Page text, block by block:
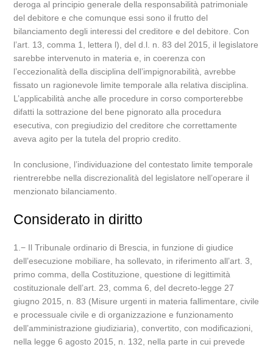
deroga al principio generale della responsabilità patrimoniale
del debitore e che comunque essi sono il frutto del
bilanciamento degli interessi del creditore e del debitore. Con
l’art. 13, comma 1, lettera l), del d.l. n. 83 del 2015, il legislatore
sarebbe intervenuto in materia e, in coerenza con
l’eccezionalità della disciplina dell’impignorabilità, avrebbe
fissato un ragionevole limite temporale alla relativa disciplina.
L’applicabilità anche alle procedure in corso comporterebbe
difatti la sottrazione del bene pignorato alla procedura
esecutiva, con pregiudizio del creditore che correttamente
aveva agito per la tutela del proprio credito.
In conclusione, l’individuazione del contestato limite temporale
rientrerebbe nella discrezionalità del legislatore nell’operare il
menzionato bilanciamento.
Considerato in diritto
1.− Il Tribunale ordinario di Brescia, in funzione di giudice
dell’esecuzione mobiliare, ha sollevato, in riferimento all’art. 3,
primo comma, della Costituzione, questione di legittimità
costituzionale dell’art. 23, comma 6, del decreto-legge 27
giugno 2015, n. 83 (Misure urgenti in materia fallimentare, civile
e processuale civile e di organizzazione e funzionamento
dell’amministrazione giudiziaria), convertito, con modificazioni,
nella legge 6 agosto 2015, n. 132, nella parte in cui prevede